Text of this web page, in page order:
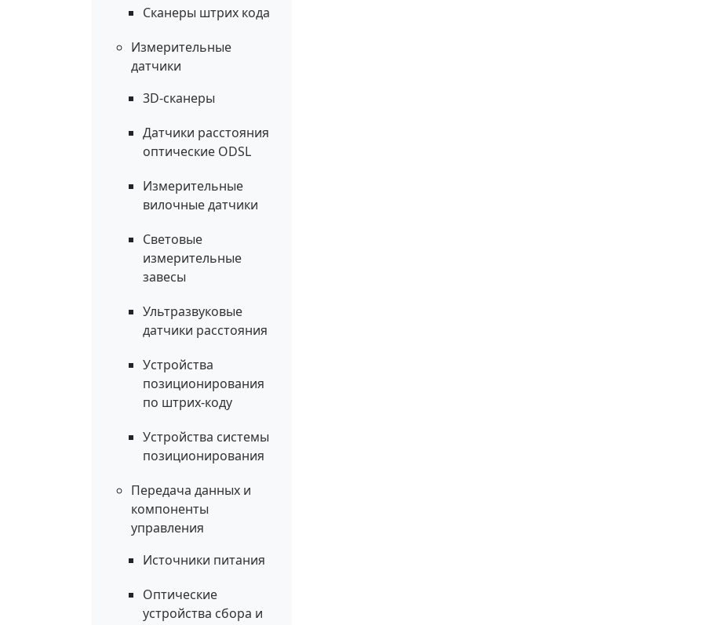
Сканеры штрих кода
Измерительные
датчики
3D-сканеры
Датчики расстояния
оптические ODSL
Измерительные
вилочные датчики
Световые
измерительные
завесы
Ультразвуковые
датчики расстояния
Устройства
позиционирования
по штрих-коду
Устройства системы
позиционирования
Передача данных и
компоненты
управления
Источники питания
Оптические
устройства сбора и